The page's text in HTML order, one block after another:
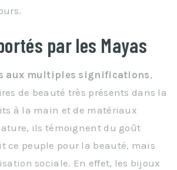
par les Mayas
aux multiples significations,
de beauté très présents dans la
à la main et de matériaux
ils témoignent du goût
ce peuple pour la beauté, mais
sociale. En effet, les bijoux